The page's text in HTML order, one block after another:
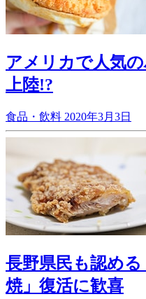
アメリカで人気
上陸!?
食品・飲料 2020年3月3日
長野県民も認め
焼」復活に歓喜